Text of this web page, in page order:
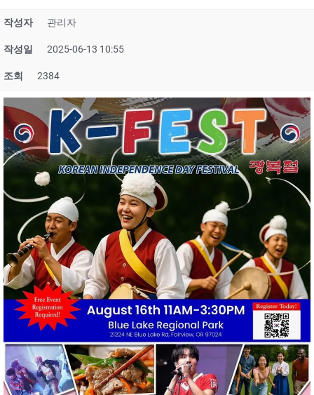
작성자 관리자
작성일 2025-06-13 10:55
조회 2384